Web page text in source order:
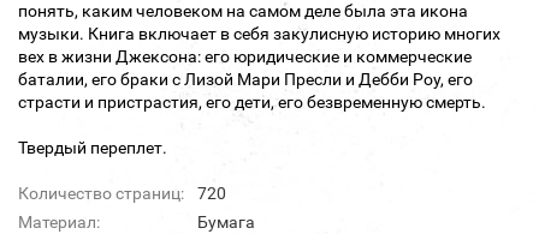
понять, каким человеком на самом деле была эта икона
музыки. Книга включает в себя закулисную историю многих
вех в жизни Джексона: его юридические и коммерческие
баталии, его браки с Лизой Мари Пресли и Дебби Роу, его
страсти и пристрастия, его дети, его безвременную смерть.
Твердый переплет.
Количество страниц:
720
Материал:
Бумага